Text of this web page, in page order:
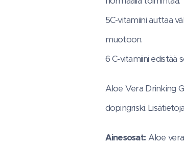
5C-vitamiini auttaa
muotoon.
6 C-vitamiini edistää
Aloe Vera Drinking
dopingriski.
Ainesosat: Aloe